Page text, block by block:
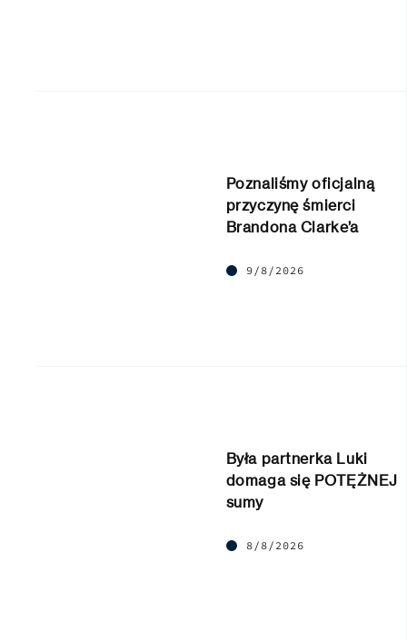
Poznaliśmy oficjalną
przyczynę śmierci
Brandona Clarke’a
9/8/2026
Była partnerka Luki
domaga się POTĘŻNEJ
sumy
8/8/2026